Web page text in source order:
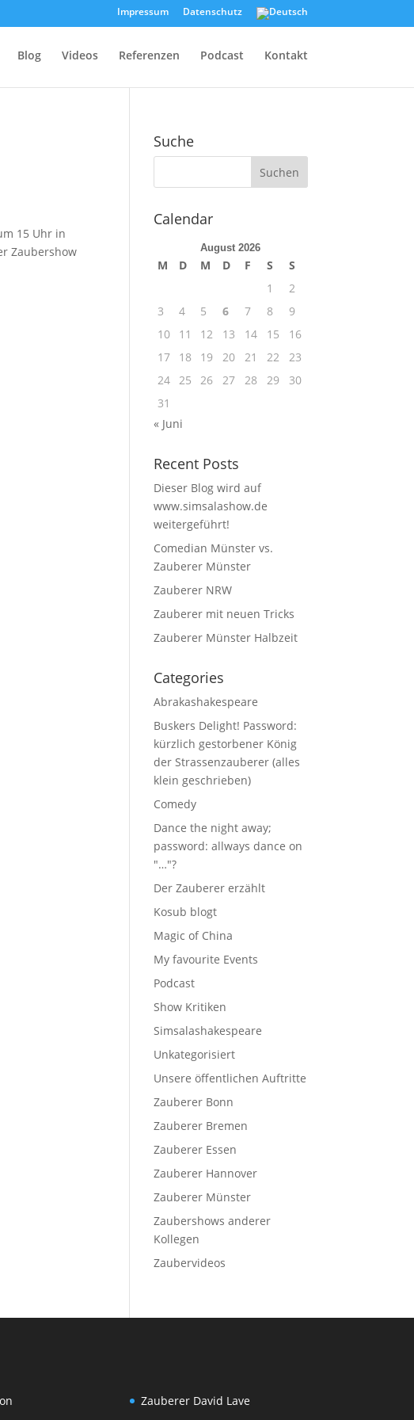
Impressum Datenschutz
Blog Videos Referenzen Podcast Kontakt
15 Uhr in
Zaubershow
Suche
Calendar
August 2026
M D M D F S
S
1
2
3
4 5 6 7 8
9
10
11 12 13 14 15
16
17
18 19 20 21 22
23
24 25 26 27 28 29
30
31
« Juni
Recent Posts
Dieser Blog wird auf
www.simsalashow.de
weitergeführt!
Comedian Münster vs.
Zauberer Münster
Zauberer NRW
Zauberer mit neuen Tricks
Zauberer Münster Halbzeit
Categories
Abrakashakespeare
Buskers Delight! Password:
kürzlich gestorbener König
der Strassenzauberer (alles
klein geschrieben)
Comedy
Dance the night away;
password: allways dance on
"…"?
Der Zauberer erzählt
Kosub blogt
Magic of China
My favourite Events
Podcast
Show Kritiken
Simsalashakespeare
Unkategorisiert
Unsere öffentlichen Auftritte
Zauberer Bonn
Zauberer Bremen
Zauberer Essen
Zauberer Hannover
Zauberer Münster
Zaubershows anderer
Kollegen
Zaubervideos
Zauberer David Lave